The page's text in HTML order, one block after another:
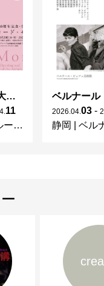
アサヒグループ大山崎山荘美術館 開館30周年記念展「没後100年 クロード・モネ」
11
術館
2026 04 03 -
静岡
ベルナール